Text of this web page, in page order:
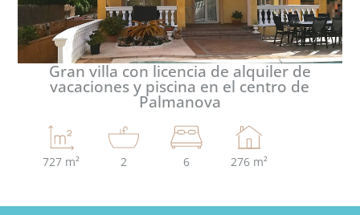
Gran villa con licencia de alquiler de
vacaciones y piscina en el centro de
Palmanova
727 m² 2 6 276 m²